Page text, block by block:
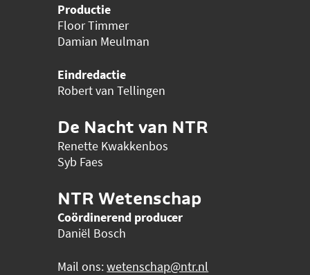
Productie
Floor Timmer
Damian Meulman
Eindredactie
Robert van Tellingen
De Nacht van NTR
Renette Kwakkenbos
Syb Faes
NTR Wetenschap
Coördinerend producer
Daniël Bosch
Mail ons:wetenschap@ntr.nl